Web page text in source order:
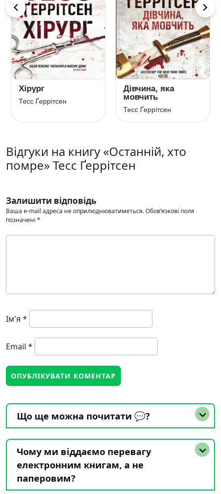
Хірург
Тесс Ґеррітсен
Дівчина, яка
мовчить
Тесс Ґеррітсен
Відгуки на книгу «Останній, хто
помре» Тесс Ґеррітсен
Залишити відповідь
Ваша e-mail адреса не оприлюднюватиметься.Обов’язкові поля
позначені *
Ім'я *
Email *
Що ще можна почитати 💬?
Чому ми віддаємо перевагу
електронним книгам, а не
паперовим?